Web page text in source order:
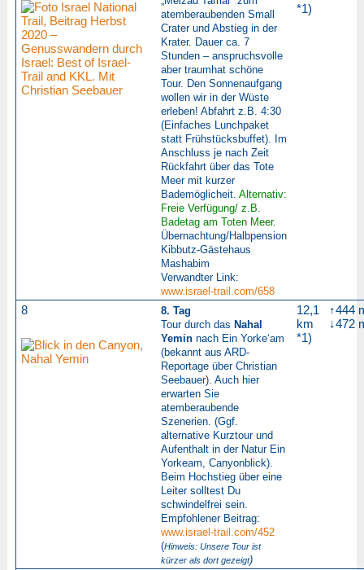
atemberaubenden Small
Crater und Abstieg in der
Krater. Dauer ca. 7
Stunden – anspruchsvolle
aber traumhat schöne
Tour. Den Sonnenaufgang
wollen wir in der Wüste
erleben! Abfahrt z.B. 4:30
(Einfaches Lunchpaket
statt Frühstücksbuffet).
Im
Anschluss je nach Zeit
Rückfahrt über das Tote
Meer mit kurzer
Bademöglicheit. Alternativ:
Freie Verfügung/ z.B.
Badetag am Toten Meer.
Übernachtung/Halbpension
Kibbutz-Gästehaus
Mashabim
Verwandter Link:
www.israel-trail.com/658
*1)
8
8. Tag
Tour durch das Nahal
Yeminnach Ein Yorke‘am
(bekannt aus ARD-
Reportage über Christian
Seebauer). Auch hier
erwarten Sie
atemberaubende
Szenerien. (Ggf.
alternative Kurztour und
Aufenthalt in der Natur Ein
Yorkeam, Canyonblick).
Beim Hochstieg über eine
Leiter solltest Du
schwindelfrei sein.
Empfohlener Beitrag:
www.israel-trail.com/452
(Hinweis: Unsere Tour ist
kürzer als dort gezeigt)
12,1
km
*1)
↑444
↓472